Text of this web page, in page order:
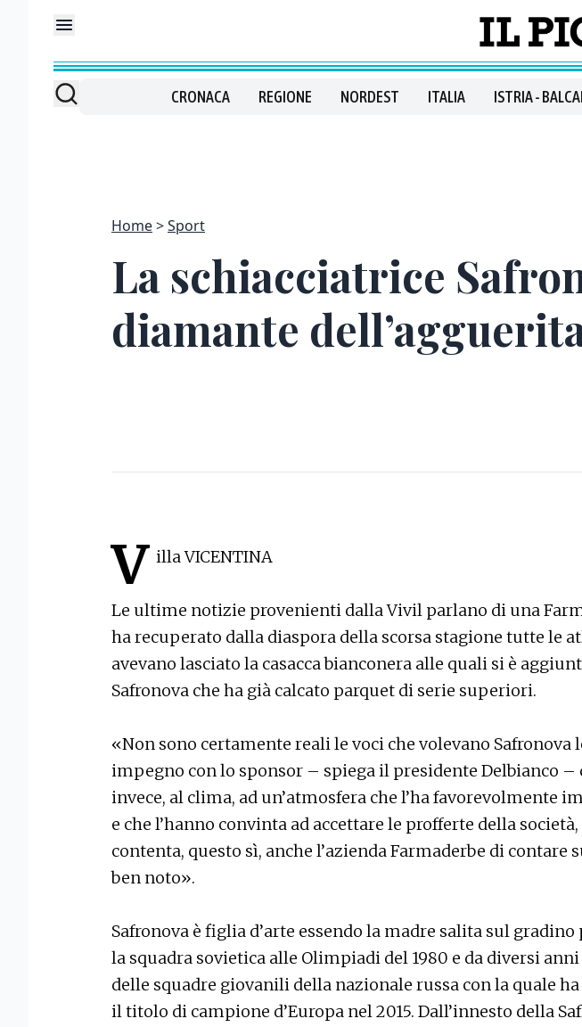
CRONACA REGIONE NORDEST ITALIA ISTRIA -
Home Sport
La schiacciatrice
diamante
V illa VICENTINA
Le ultime notizie provenienti dalla Vivil parlano di una
ha recuperato dalla diaspora della scorsa stagione tutte le
avevano lasciato la casacca bianconera alle quali si è
Safronova che ha già calcato parquet di serie superiori.
«Non sono certamente reali le voci che volevano Safronova
impegno con lo sponsor – spiega il presidente Delbianco –
invece, al clima, ad un’atmosfera che l’ha favorevolmente
e che l’hanno convinta ad accettare le profferte della
contenta, questo sì, anche l’azienda Farmaderbe di contare
ben noto».
Safronova è figlia d’arte essendo la madre salita sul
la squadra sovietica alle Olimpiadi del 1980 e da diversi
delle squadre giovanili della nazionale russa con la quale
il titolo di campione d’Europa nel 2015. Dall’innesto della